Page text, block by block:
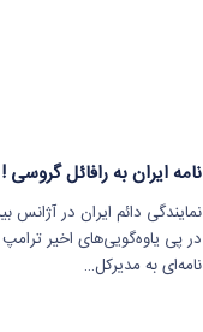
نامه ایران به رافائل گروسی !
نمایندگی دائم ایران در آژانس
در پی یاوه‌گویی‌های اخیر ترامپ
نامه‌ای به مدیرکل…